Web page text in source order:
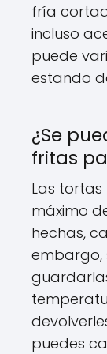
fría
incluso
puede
estando
¿Se
fritas
Las
máximo
hechas,
embargo,
puedes